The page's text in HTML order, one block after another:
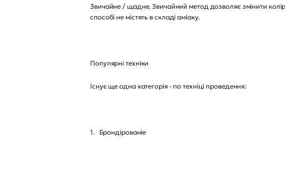
Звичайне / щадне. Звичайний метод дозволяє змінити
способі не містять в складі аміаку.
Популярні техніки
Існує ще одна категорія - по техніці проведення:
1. Брондірованіе